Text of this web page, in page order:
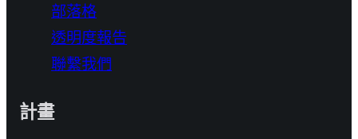
部落格
透明度報告
聯繫我們
計畫